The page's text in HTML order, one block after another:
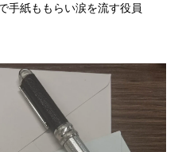
手紙ももらい涙を流す役員